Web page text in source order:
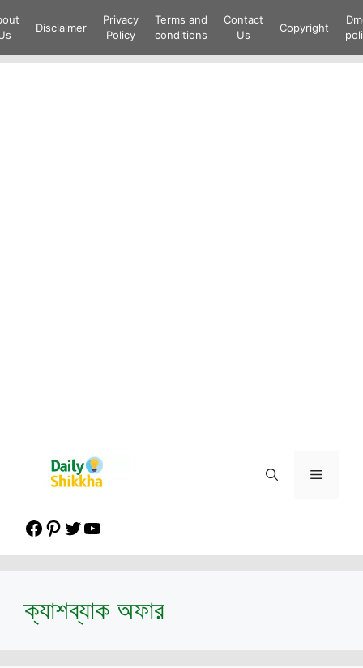
to
Disclaimer
Privacy
Policy
Terms and
conditions
Contact
Us
Copyright
Menu
Facebook
Pinterest
Twitter
YouTube
ক্যাশব্যাক অফার